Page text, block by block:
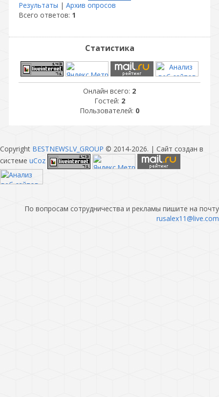
Результаты | Архив опросов
Всего ответов: 1
Статистика
Онлайн всего: 2
Гостей: 2
Пользователей: 0
Copyright BESTNEWSLV_GROUP © 2014-2026. | Сайт создан в
системе uCoz
По вопросам сотрудничества и рекламы пишите на почту
rusalex11@live.com